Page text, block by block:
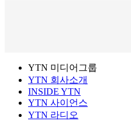
YTN 미디어그룹
YTN 회사소개
INSIDE YTN
YTN 사이언스
YTN 라디오